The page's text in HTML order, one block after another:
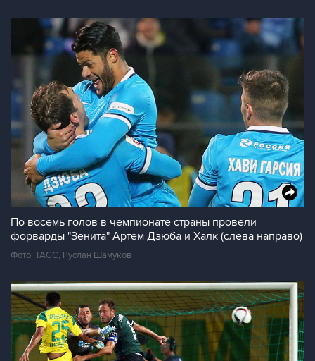
По восемь голов в чемпионате страны провели
форварды "Зенита" Артем Дзюба и Халк (слева направо)
Фото: ТАСС, Руслан Шамуков